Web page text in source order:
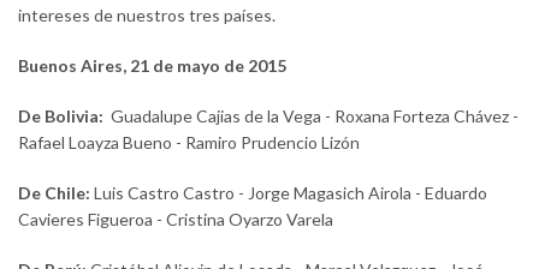
intereses de nuestros tres países.
Buenos Aires, 21 de mayo de 2015
De Bolivia: Guadalupe Cajias de la Vega - Roxana Forteza Chávez -
Rafael Loayza Bueno - Ramiro Prudencio Lizón
De Chile: Luis Castro Castro - Jorge Magasich Airola - Eduardo
Cavieres Figueroa - Cristina Oyarzo Varela